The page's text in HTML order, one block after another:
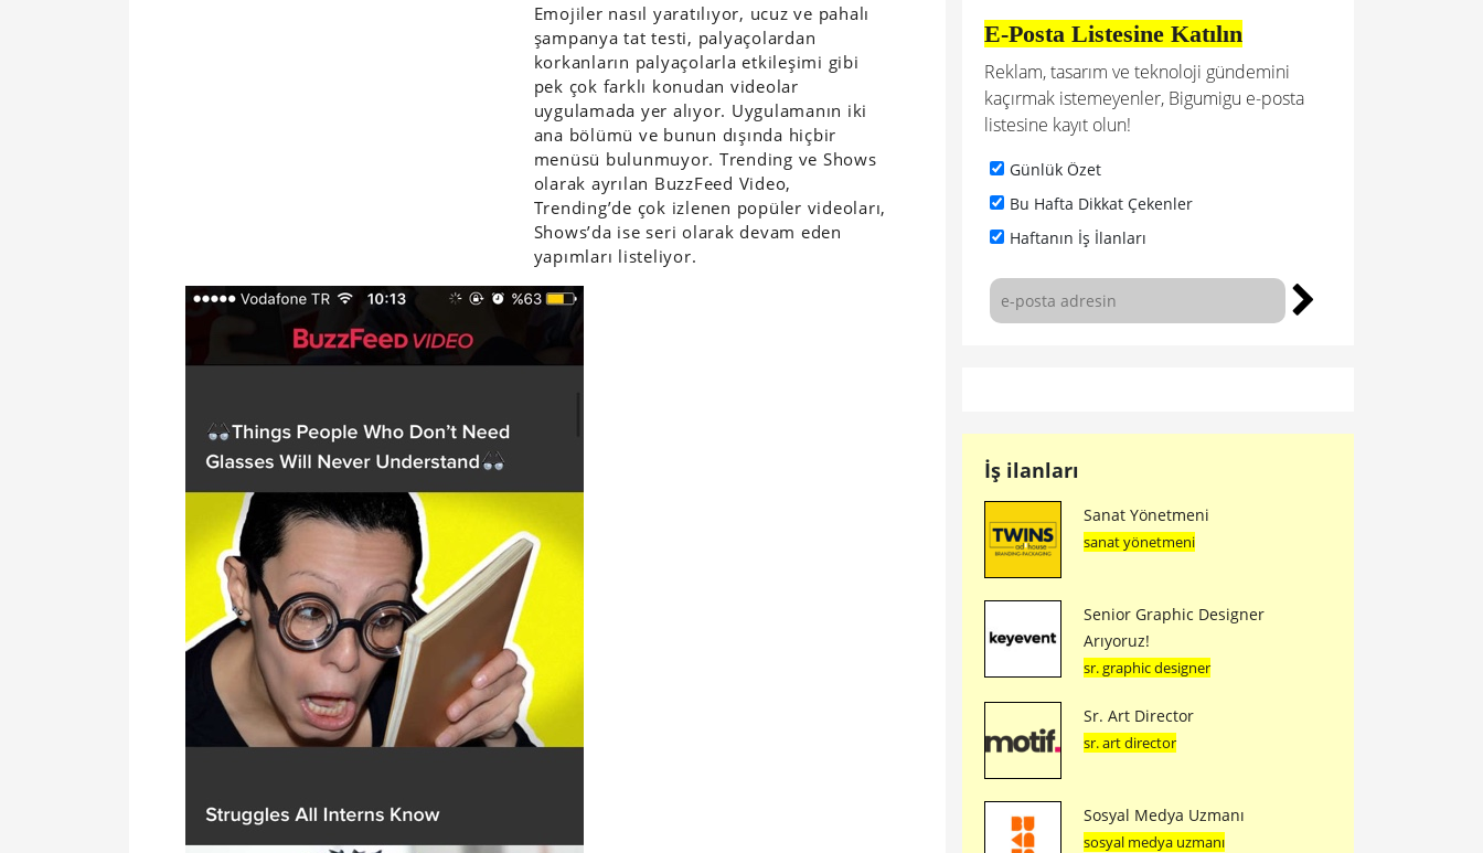
Emojiler nasıl yaratılıyor, ucuz ve pahalı
şampanya tat testi, palyaçolardan
korkanların palyaçolarla etkileşimi gibi
pek çok farklı konudan videolar
uygulamada yer alıyor. Uygulamanın iki
ana bölümü ve bunun dışında hiçbir
menüsü bulunmuyor. Trending ve Shows
olarak ayrılan BuzzFeed Video,
Trending’de çok izlenen popüler videoları,
Shows’da ise seri olarak devam eden
yapımları listeliyor.
E-Posta Listesine Katılın
Reklam, tasarım ve teknoloji gündemini
kaçırmak istemeyenler, Bigumigu e-posta
listesine kayıt olun!
Günlük Özet
Bu Hafta Dikkat Çekenler
Haftanın İş İlanları
İş ilanları
Sanat Yönetmeni
sanat yönetmeni
Senior Graphic Designer
Arıyoruz!
sr. graphic designer
Sr. Art Director
sr. art director
Sosyal Medya Uzmanı
sosyal medya uzmanı